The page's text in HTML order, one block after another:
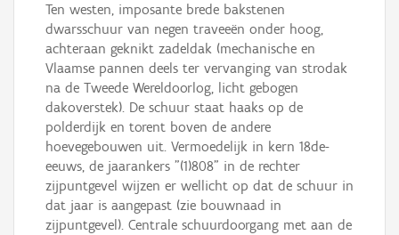
Ten westen, imposante brede bakstenen
dwarsschuur van negen traveeën onder hoog,
achteraan geknikt zadeldak (mechanische en
Vlaamse pannen deels ter vervanging van strodak
na de Tweede Wereldoorlog, licht gebogen
dakoverstek). De schuur staat haaks op de
polderdijk en torent boven de andere
hoevegebouwen uit. Vermoedelijk in kern 18de-
eeuws, de jaarankers "(1)808" in de rechter
zijpuntgevel wijzen er wellicht op dat de schuur in
dat jaar is aangepast (zie bouwnaad in
zijpuntgevel). Centrale schuurdoorgang met aan de